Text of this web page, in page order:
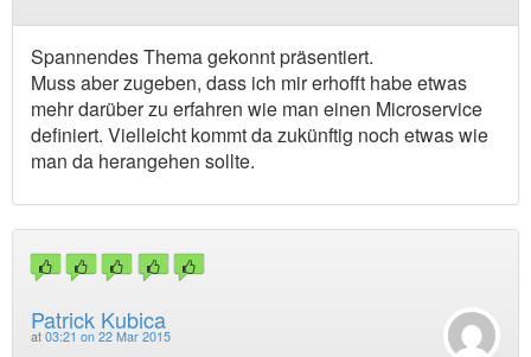
Spannendes Thema gekonnt präsentiert.
Muss aber zugeben, dass ich mir erhofft habe etwas
mehr darüber zu erfahren wie man einen Microservice
definiert. Vielleicht kommt da zukünftig noch etwas wie
man da herangehen sollte.
Patrick Kubica
at 03:21 on 22 Mar 2015